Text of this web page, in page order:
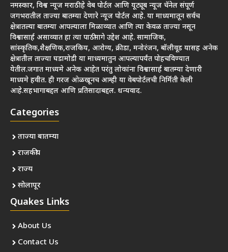
नमस्कार, विश्व न्यूज मराठी हे वेब पोर्टल आणि यूट्यूब न्यूज चॅनेल संपूर्ण
जगभरातील ताज्या बातम्या देणारे न्यूज पोर्टल आहे. या माध्यमातून सर्वच
क्षेत्रातल्या बातम्या आपल्याला मिळाव्यात आणि त्या केवळ ताज्या नसून
विश्वासार्ह असाव्यात हा त्या पाठीमागे उद्देश आहे. सामाजिक,
सांस्कृतिक,शैक्षणिक,राजकिय, आरोग्य, क्रीडा, मनोरंजन, बॉलीवूड यासह अनेक
क्षेत्रातील ताज्या घडामोडी या माध्यमातुन आपल्यापर्यंत पोहचविण्यात
येतील.जगात माध्यमे अनेक आहेत परंतु लोकांना विश्वासार्ह बातम्या देणारी
माध्यमे हवीत. ही गरज ओळखूनच आम्ही या वेबपोर्टलची निर्मिती केली
आहे.सहभागाबद्दल आणि प्रतिसादाबद्दल. धन्यवाद.
Categories
ताज्या बातम्या
राजकीय
राज्य
सोलापूर
Quakes Links
About Us
Contact Us